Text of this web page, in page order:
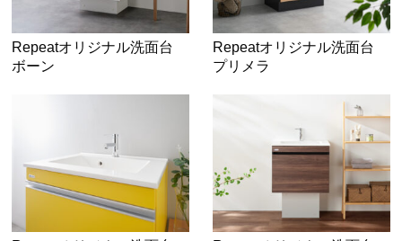
Repeatオリジナル洗面台
ボーン
Repeatオリジナル洗面台
プリメラ